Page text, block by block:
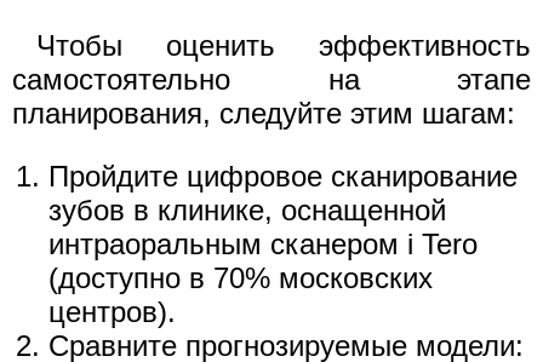
Чтобы оценить эффективность
самостоятельно на этапе
планирования, следуйте этим шагам:
Пройдите цифровое сканирование
зубов в клинике, оснащенной
интраоральным сканером i Tero
(доступно в 70% московских
центров).
Сравните прогнозируемые модели: